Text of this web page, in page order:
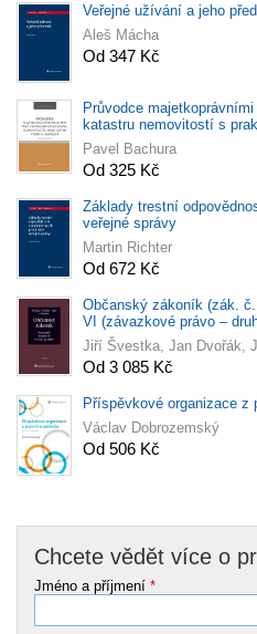
Veřejné užívání a jeho
Aleš Mácha
Od 347 Kč
Průvodce
katastru nemovitostí s
Pavel Bachura
Od 325 Kč
Základy trestní
veřejné správy
Martin Richter
Od 672 Kč
Občanský zákoník (zák.
VI (závazkové právo –
Jiří Švestka, Jan Dvořák,
Od 3 085 Kč
Příspěvkové organizace z
Václav Dobrozemský
Od 506 Kč
Chcete vědět více o
Jméno a příjmení *